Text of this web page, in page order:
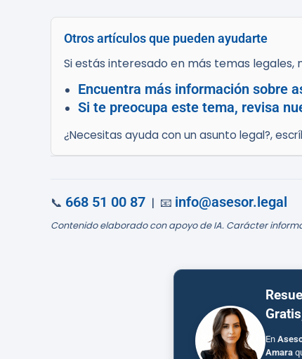
Otros artículos que pueden ayudarte
Si estás interesado en más temas legales,
Encuentra más información sobre
Si te preocupa este tema, revisa
¿Necesitas ayuda con un asunto legal?,
📞 668 51 00 87 | 📧 info@asesor.legal
Contenido elaborado con apoyo de IA. Carácter
En
Amara